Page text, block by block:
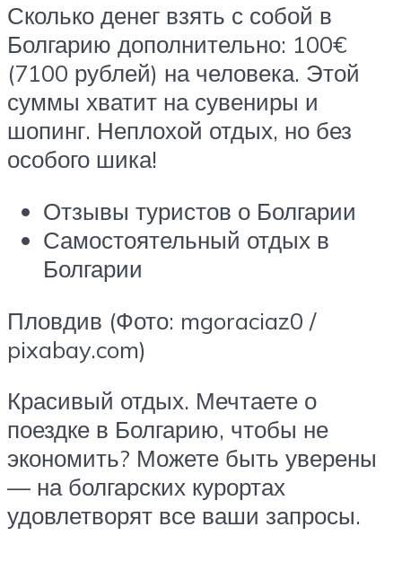
Сколько денег взять с собой в
Болгарию дополнительно: 100€
(7100 рублей) на человека. Этой
суммы хватит на сувениры и
шопинг. Неплохой отдых, но без
особого шика!
Отзывы туристов о Болгарии
Самостоятельный отдых в
Болгарии
Пловдив (Фото: mgoraciaz0 /
pixabay.com)
Красивый отдых. Мечтаете о
поездке в Болгарию, чтобы не
экономить? Можете быть уверены
— на болгарских курортах
удовлетворят все ваши запросы.